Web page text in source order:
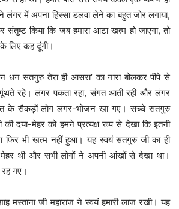
लंगर में अपना हिस्सा डलवा लेने का बहुत जोर लगाया,
किया कि जब हमारा आटा खत्म हो जाएगा, तो
लिए कह दूंगी।
सतगुरु तेरा ही आसरा’ का नारा बोलकर पीपे से
रहे। लंगर पकता रहा, संगत आती रही और लंगर
के सैकड़ों लोग लंगर-भोजन खा गए। सच्चे सतगुरु
की दया-मेहर को हमने प्रत्यक्ष रूप से देखा कि इतनी
फिर भी खत्म नहीं हुआ। यह स्वयं सतगुरु जी का ही
मेहर थी और सभी लोगों ने अपनी आंखों से देखा था।
गए।
मस्ताना जी महाराज ने स्वयं हमारी लाज रखी। यह